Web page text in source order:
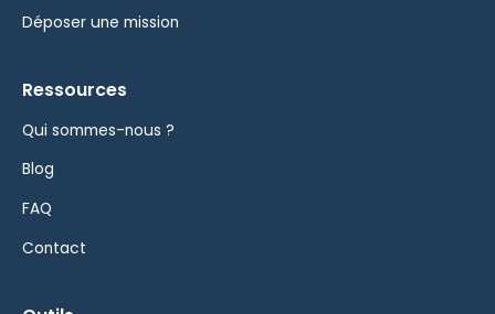
Déposer une mission
Ressources
Qui sommes-nous ?
Blog
FAQ
Contact